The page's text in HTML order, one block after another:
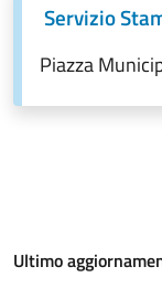
Servizio
Piazza
Ultimo